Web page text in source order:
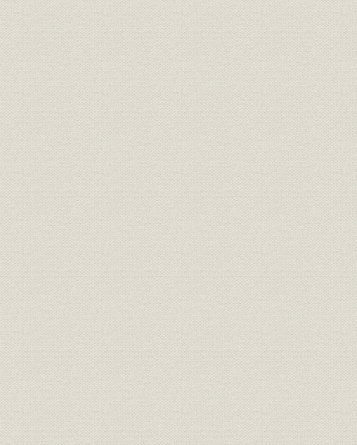
第4節 相次ぐ外国企業との提携
第5節 自社製品の開発進む
第6節 第1次世界大戦後の不況と災害の克服
第7節 拡張と近代化を目指して蒲田へ移転決意
第8節 諸制度の充実
第9節 和田社長の社会的活動
第3章 戦時生産への対応(昭和5~昭和20年8月)
第1節 昭和時代(初期~太平洋戦争)と我が国の経済と産業の状況
第2節 本社工場蒲田へ移転
第3節 外国企業との技術提携の拡大
第4節 自社製品の開発状況
第5節 準戦時体制下の社内動向
第6節 日中戦争勃発と戦時体制
第7節 日中戦争下における社内動向